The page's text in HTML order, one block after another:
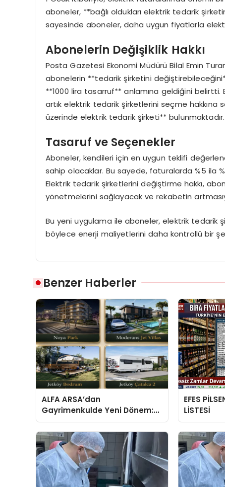
aboneler, **bağlı oldukları elektrik tedarik
sayesinde aboneler, daha uygun fiyatlarla
Abonelerin Değişiklik Hakkı
Posta Gazetesi Ekonomi Müdürü Bilal Emin
abonelerin **tedarik şirketini
**1000 lira tasarruf** anlamına geldiğini
artık elektrik tedarik şirketlerini seçme hakkına
üzerinde elektrik tedarik şirketi** bulunmaktadır.
Tasaruf ve Seçenekler
Aboneler, kendileri için en uygun teklifi
sahip olacaklar. Bu sayede, faturalarda %5 ila
Elektrik tedarik şirketlerini değiştirme hakkı,
yönetmelerini sağlayacak ve rekabetin
Bu yeni uygulama ile aboneler, elektrik tedarik
böylece enerji maliyetlerini daha kontrollü bir
Benzer Haberler
ALFA ARSA’dan
Gayrimenkulde Yeni Dönem:
Premium Yaşam ve Yatırım
Fırsatları Bir Arada
EFES
LİSTESİ